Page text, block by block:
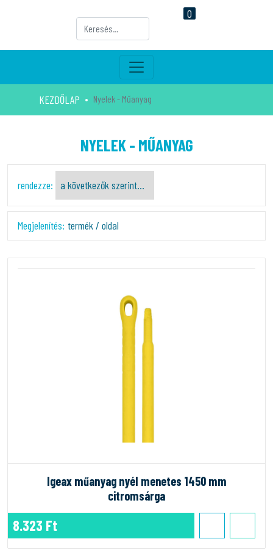
0
KEZDŐLAP Nyelek - Műanyag
NYELEK - MŰANYAG
rendezze:
Megjelenítés: termék / oldal
Igeax műanyag nyél menetes 1450 mm
citromsárga
8.323 Ft